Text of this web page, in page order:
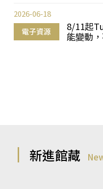
電子資源
8/11起
能變動
2026-06-18
新進館藏